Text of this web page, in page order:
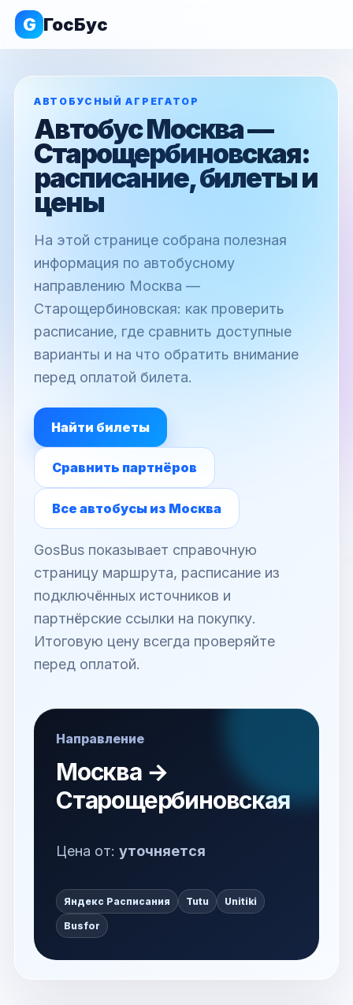
G ГосБус
АВТОБУСНЫЙ АГРЕГАТОР
Автобус Москва —
Старощербиновская:
расписание, билеты и
цены
На этой странице собрана полезная
информация по автобусному
направлению Москва —
Старощербиновская: как проверить
расписание, где сравнить доступные
варианты и на что обратить внимание
перед оплатой билета.
Найти билеты
Сравнить партнёров
Все автобусы из Москва
GosBus показывает справочную
страницу маршрута, расписание из
подключённых источников и
партнёрские ссылки на покупку.
Итоговую цену всегда проверяйте
перед оплатой.
Направление
Москва →
Старощербиновская
Цена от: уточняется
Яндекс Расписания Tutu Unitiki
Busfor